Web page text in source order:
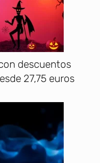
descuentos
27,75 euros